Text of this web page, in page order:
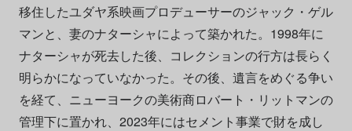
移住したユダヤ系映画プロデューサーのジャック・ゲル
マンと、妻のナターシャによって築かれた。1998年に
ナターシャが死去した後、コレクションの行方は長らく
明らかになっていなかった。その後、遺言をめぐる争い
を経て、ニューヨークの美術商ロバート・リットマンの
管理下に置かれ、2023年にはセメント事業で財を成し